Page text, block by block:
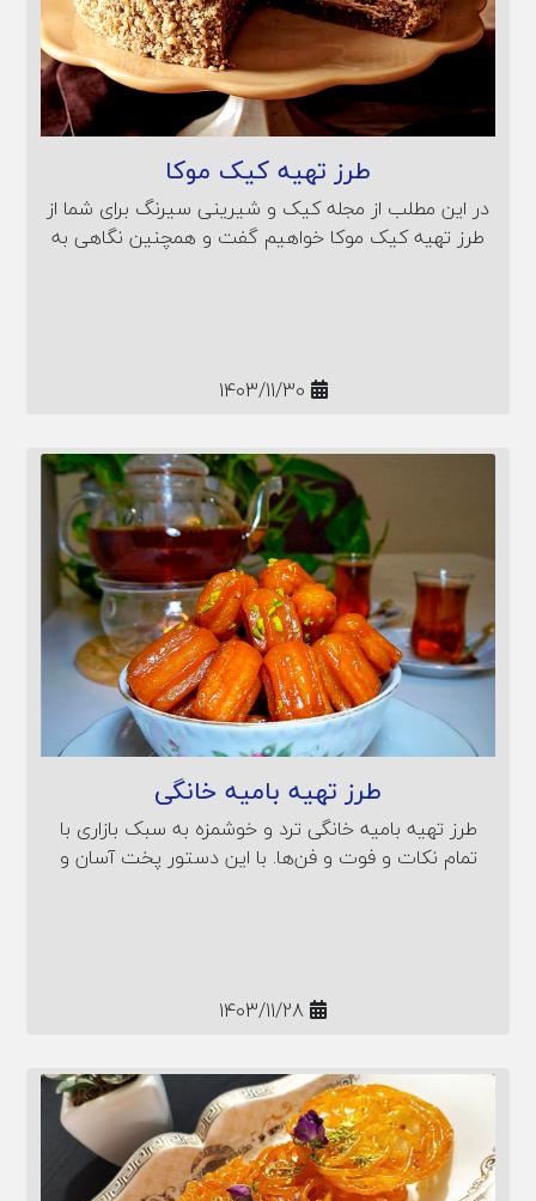
طرز تهیه کیک موکا
در این مطلب از مجله کیک و شیرینی سیرنگ برای شما از
طرز تهیه کیک موکا خواهیم گفت و همچنین نگاهی به
طرز تهیه بامیه خانگی
طرز تهیه بامیه خانگی ترد و خوشمزه به سبک بازاری با
تمام نکات و فوت و فن‌ها. با این دستور پخت آسان و
1403/11/28